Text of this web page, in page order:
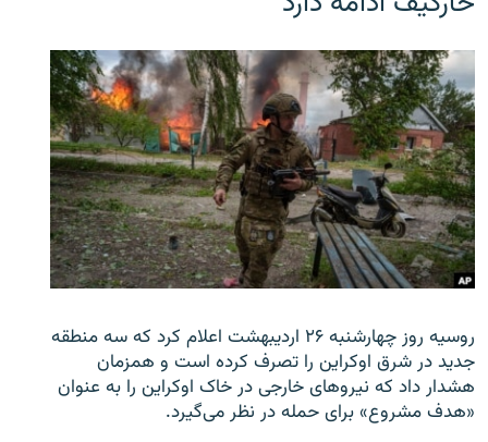
روسیه روز چهارشنبه ۲۶ اردیبهشت اعلام کرد که سه منطقه
جدید در شرق اوکراین را تصرف کرده است و همزمان
هشدار داد که نیروهای خارجی در خاک اوکراین را به عنوان
«هدف مشروع» برای حمله در نظر می‌گیرد.